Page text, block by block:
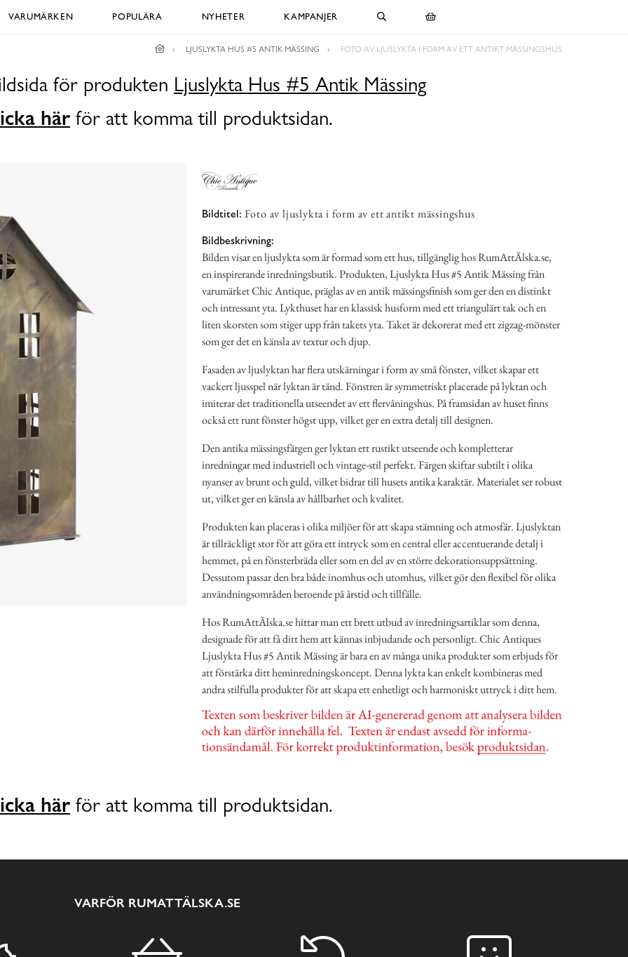
VARUMÄRKEN POPULÄRA NYHETER KAMPANJER
LJUSLYKTA HUS #5 ANTIK MÄSSING FOTO AV LJUSLYKTA I FORM AV ETT ANTIKT MÄSSINGSHUS
för produkten Ljuslykta Hus #5 Antik Mässing
här för att komma till produktsidan.
Bildtitel: Foto av ljuslykta i form av ett antikt mässingshus
Bildbeskrivning:
Bilden visar en ljuslykta som är formad som ett hus, tillgänglig hos RumAttÄlska.se,
en inspirerande inredningsbutik. Produkten, Ljuslykta Hus #5 Antik Mässing från
varumärket Chic Antique, präglas av en antik mässingsfinish som ger den en distinkt
och intressant yta. Lykthuset har en klassisk husform med ett triangulärt tak och en
liten skorsten som stiger upp från takets yta. Taket är dekorerat med ett zigzag-mönster
som ger det en känsla av textur och djup.
Fasaden av ljuslyktan har flera utskärningar i form av små fönster, vilket skapar ett
vackert ljusspel när lyktan är tänd. Fönstren är symmetriskt placerade på lyktan och
imiterar det traditionella utseendet av ett flervåningshus. På framsidan av huset finns
också ett runt fönster högst upp, vilket ger en extra detalj till designen.
Den antika mässingsfärgen ger lyktan ett rustikt utseende och kompletterar
inredningar med industriell och vintage-stil perfekt. Färgen skiftar subtilt i olika
nyanser av brunt och guld, vilket bidrar till husets antika karaktär. Materialet ser robust
ut, vilket ger en känsla av hållbarhet och kvalitet.
Produkten kan placeras i olika miljöer för att skapa stämning och atmosfär. Ljuslyktan
är tillräckligt stor för att göra ett intryck som en central eller accentuerande detalj i
hemmet, på en fönsterbräda eller som en del av en större dekorationsuppsättning.
Dessutom passar den bra både inomhus och utomhus, vilket gör den flexibel för olika
användningsområden beroende på årstid och tillfälle.
Hos RumAttÄlska.se hittar man ett brett utbud av inredningsartiklar som denna,
designade för att få ditt hem att kännas inbjudande och personligt. Chic Antiques
Ljuslykta Hus #5 Antik Mässing är bara en av många unika produkter som erbjuds för
att förstärka ditt heminredningskoncept. Denna lykta kan enkelt kombineras med
andra stilfulla produkter för att skapa ett enhetligt och harmoniskt uttryck i ditt hem.
här för att komma till produktsidan.
VARFÖR RUMATTÄLSKA.SE